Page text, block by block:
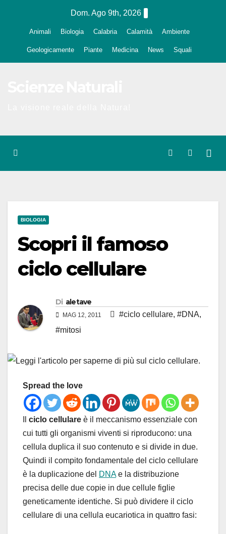
Dom. Ago 9th, 2026
Animali Biologia Calabria Calamità Ambiente
Geologicamente Piante Medicina News Squali
BIOLOGIA
Scopri il famoso
ciclo cellulare
Di aletave
MAG 12, 2011 #ciclo cellulare, #DNA,
#mitosi
Spread the love
ciclo cellulare è il meccanismo essenziale con
cui tutti gli organismi viventi si riproducono: una
cellula duplica il suo contenuto e si divide in due.
Quindi il compito fondamentale del ciclo cellulare
è la duplicazione del DNAe la distribuzione
precisa delle due copie in due cellule figlie
geneticamente identiche. Si può dividere il ciclo
cellulare di una cellula eucariotica in quattro fasi: